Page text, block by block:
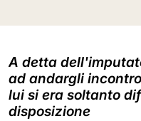
A detta
ad andargli
lui si era soltanto
disposizione